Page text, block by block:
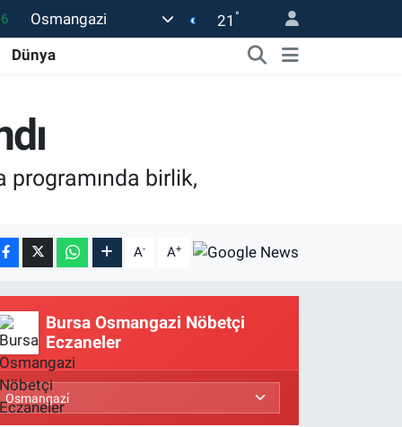
Osmangazi 21 °
Dünya
programında birlik,
A- A+
Bursa Osmangazi Nöbetçi
Eczaneler